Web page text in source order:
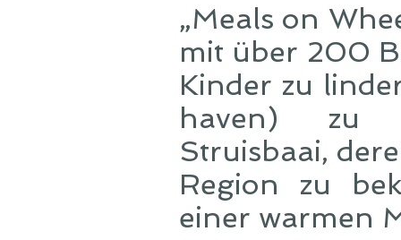
„Meals on
mit über 200
Kinder zu
haven) zu
Struisbaai,
Region zu
einer warmen